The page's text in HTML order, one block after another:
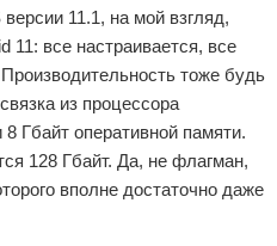
11.1, на мой взгляд,
11: все настраивается, все
тоже будь
из процессора
Гбайт оперативной памяти.
128 Гбайт. Да, не флагман,
вполне достаточно даже